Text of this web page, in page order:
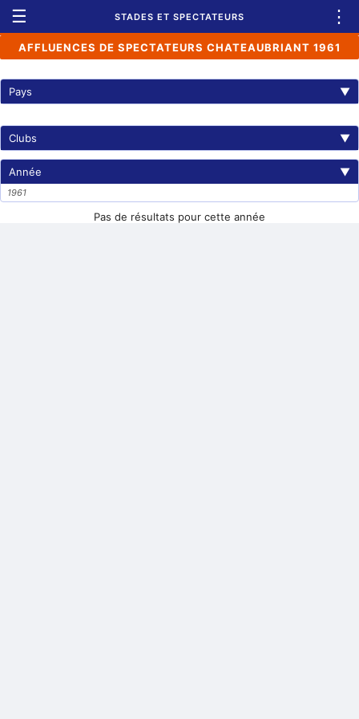
☰ STADES ET SPECTATEURS ⋮
AFFLUENCES DE SPECTATEURS CHATEAUBRIANT 1961
Pays ▼
Clubs ▼
Année ▼
1961
Pas de résultats pour cette année